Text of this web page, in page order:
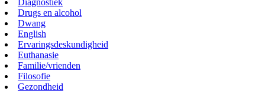
Diagnostiek
Drugs en alcohol
Dwang
English
Ervaringsdeskundigheid
Euthanasie
Familie/vrienden
Filosofie
Gezondheid